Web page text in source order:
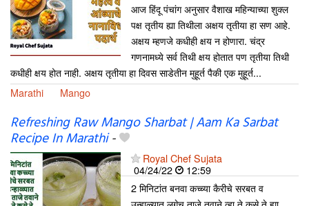
आज हिंदू पंचांग अनुसार वैशाख महिन्याच्या शुक्ल
पक्ष तृतीय ह्या तिथीला अक्षय तृतीया हा सण आहे.
अक्षय म्हणजे कधीही क्षय न होणारा. चंद्र
गणनामध्ये सर्व तिथी क्षय होतात पण तृतीया तिथी
कधीही क्षय होत नाही. अक्षय तृतीया हा दिवस साडेतीन मुहूर्त पैकी एक मुहूर्त...
Marathi
Mango
Refreshing Raw Mango Sharbat | Aam Ka Sarbat
Recipe In Marathi-
Royal Chef Sujata
04/24/22
12:59
2 मिनिटांत बनवा कच्च्या कैरीचे सरबत व